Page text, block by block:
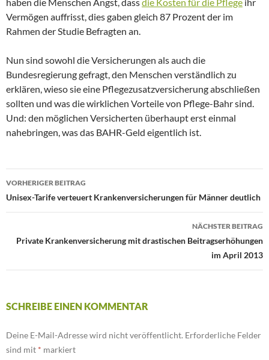
Vermögen auffrisst, dies gaben gleich 87 Prozent der im
Rahmen der Studie Befragten an.
Nun sind sowohl die Versicherungen als auch die
Bundesregierung gefragt, den Menschen verständlich zu
erklären, wieso sie eine Pflegezusatzversicherung abschließen
sollten und was die wirklichen Vorteile von Pflege-Bahr sind.
Und: den möglichen Versicherten überhaupt erst einmal
nahebringen, was das BAHR-Geld eigentlich ist.
Beitrags-
Navigation
VORHERIGER BEITRAG
Unisex-Tarife verteuert Krankenversicherungen für Männer deutlich
NÄCHSTER BEITRAG
Private Krankenversicherung mit drastischen Beitragserhöhungen
im April 2013
SCHREIBE EINEN KOMMENTAR
Deine E-Mail-Adresse wird nicht veröffentlicht. Erforderliche Felder
sind mit * markiert